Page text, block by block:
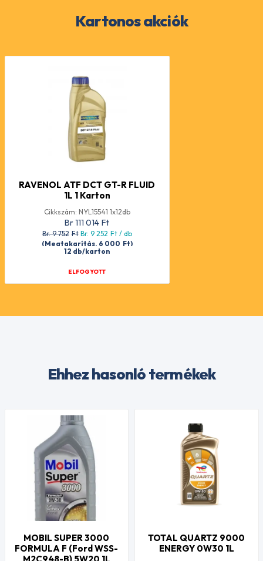
Kartonos akciók
RAVENOL ATF DCT GT-R FLUID
1L 1 Karton
Cikkszám: NYL15541 1x12db
Br 111 014 Ft
Br. 9 752 Ft Br. 9 252 Ft/ db
(Megtakarítás. 6 000 Ft)
12 db/karton
ELFOGYOTT
Ehhez hasonló termékek
MOBIL SUPER 3000
FORMULA F (Ford WSS-
TOTAL QUARTZ 9000
ENERGY 0W30 1L